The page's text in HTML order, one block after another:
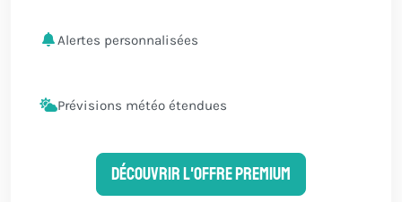
Alertes personnalisées
Prévisions météo étendues
Découvrir l'offre Premium